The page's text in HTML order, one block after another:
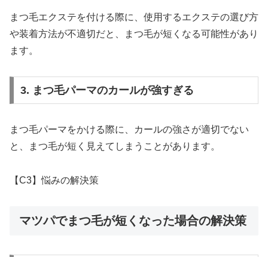
まつ毛エクステを付ける際に、使用するエクステの選び方
や装着方法が不適切だと、まつ毛が短くなる可能性があり
ます。
3. まつ毛パーマのカールが強すぎる
まつ毛パーマをかける際に、カールの強さが適切でない
と、まつ毛が短く見えてしまうことがあります。
【C3】悩みの解決策
マツパでまつ毛が短くなった場合の解決策